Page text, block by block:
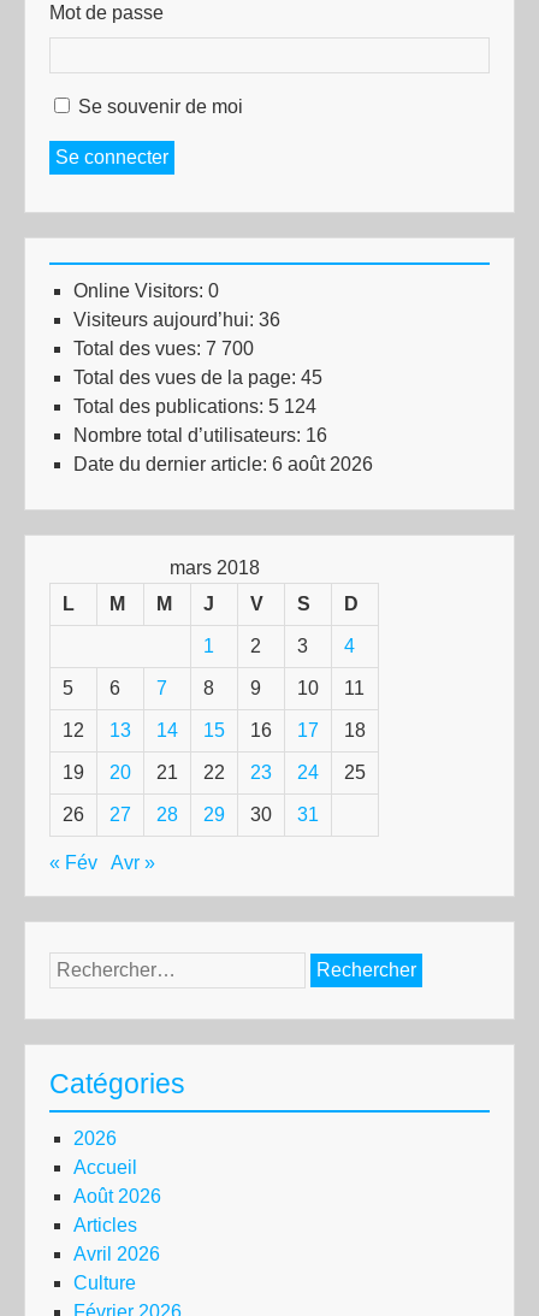
Mot de passe
Se souvenir de moi
Se connecter
Online Visitors: 0
Visiteurs aujourd’hui: 36
Total des vues: 7 700
Total des vues de la page: 45
Total des publications: 5 124
Nombre total d’utilisateurs: 16
Date du dernier article: 6 août 2026
mars 2018
L
M M J V S D
1 2 3 4
5 6 7 8 9 10 11
12 13 14 15 16 17 18
19 20 21 22 23 24 25
26 27 28 29 30 31
« Fév Avr »
Rechercher :
Catégories
2026
Accueil
Août 2026
Articles
Avril 2026
Culture
Février 2026